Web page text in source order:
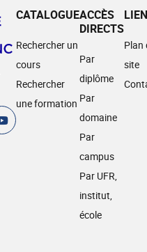
CATALOGUE
Rechercher un
cours
Rechercher
une formation
ACCÈS
DIRECTS
Par
diplôme
Par
domaine
Par
campus
Par UFR,
institut,
école
Plan
site